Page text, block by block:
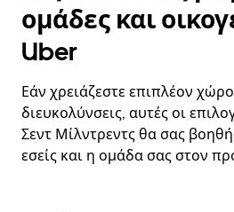
ομάδες και
Uber
Εάν χρειάζεστε επιπλέον χώρο
διευκολύνσεις, αυτές οι
Σεντ Μίλντρεντς θα σας
εσείς και η ομάδα σας στον